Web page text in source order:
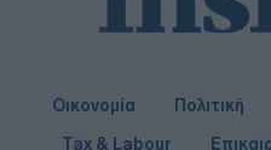
Οικονομία Πολιτική
Tax & Labour